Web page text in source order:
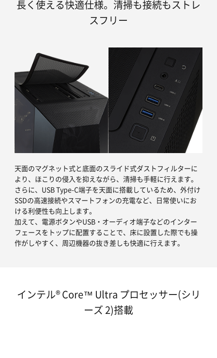
長く使える快適仕様。清掃も接続もストレ
スフリー
天面のマグネット式と底面のスライド式ダストフィルターに
より、ほこりの侵入を抑えながら、清掃も手軽に行えます。
さらに、USB Type-C端子を天面に搭載しているため、外付け
SSDの高速接続やスマートフォンの充電など、日常使いにお
ける利便性も向上します。
加えて、電源ボタンやUSB・オーディオ端子などのインター
フェースをトップに配置することで、床に設置した際でも操
作がしやすく、周辺機器の抜き差しも快適に行えます。
インテル® Core™ Ultra プロセッサー(シリ
ーズ 2)搭載